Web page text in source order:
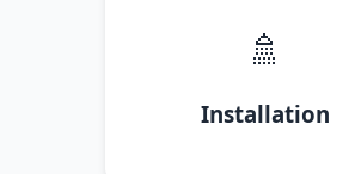
🚿
Installation